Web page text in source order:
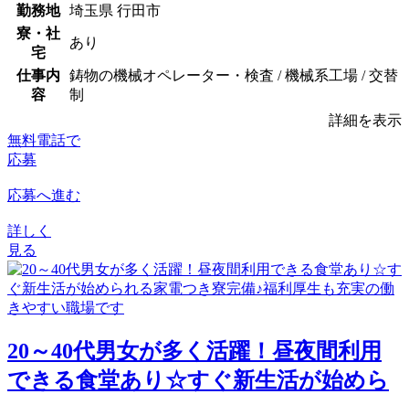
勤務地
埼玉県 行田市
寮・社
宅
あり
仕事内
容
鋳物の機械オペレーター・検査 / 機械系工場 / 交替
制
詳細を表示
無料電話で
応募
応募へ進む
詳しく
見る
20～40代男女が多く活躍！昼夜間利用
できる食堂あり☆すぐ新生活が始めら